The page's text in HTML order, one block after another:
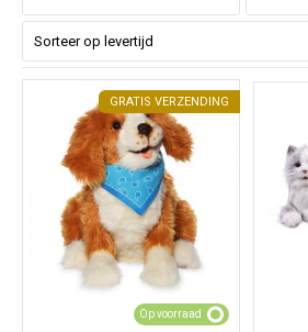
GRATIS VERZENDING
Op voorraad